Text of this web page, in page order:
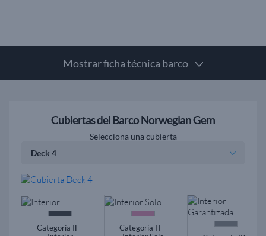
Mostrar ficha técnica barco
Cubiertas del Barco Norwegian Gem
Selecciona una cubierta
Categoría IF -
Categoría IT -